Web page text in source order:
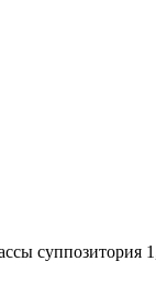
суппозитория